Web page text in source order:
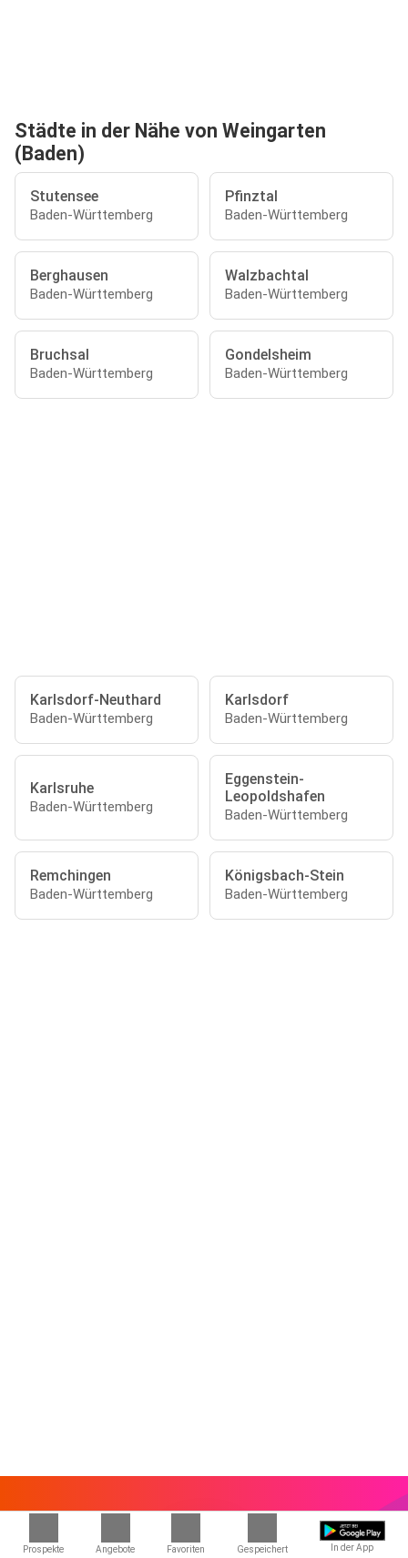
Prospekte Angebote Favoriten Gespeichert In der App
Städte in der Nähe von Weingarten
(Baden)
Stutensee
Baden-Württemberg
Pfinztal
Baden-Württemberg
Berghausen
Baden-Württemberg
Walzbachtal
Baden-Württemberg
Bruchsal
Baden-Württemberg
Gondelsheim
Baden-Württemberg
Karlsdorf-Neuthard
Baden-Württemberg
Karlsdorf
Baden-Württemberg
Karlsruhe
Baden-Württemberg
Eggenstein-
Leopoldshafen
Baden-Württemberg
Remchingen
Baden-Württemberg
Königsbach-Stein
Baden-Württemberg